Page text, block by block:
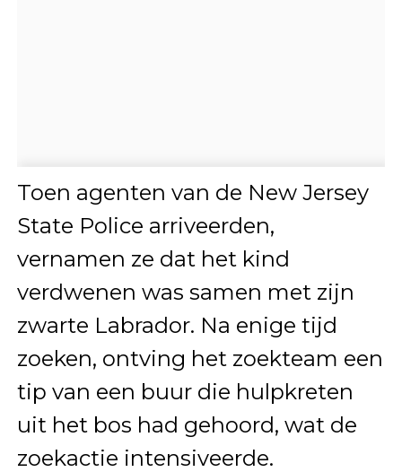
Toen agenten van de New Jersey
State Police arriveerden,
vernamen ze dat het kind
verdwenen was samen met zijn
zwarte Labrador. Na enige tijd
zoeken, ontving het zoekteam een
tip van een buur die hulpkreten
uit het bos had gehoord, wat de
zoekactie intensiveerde.